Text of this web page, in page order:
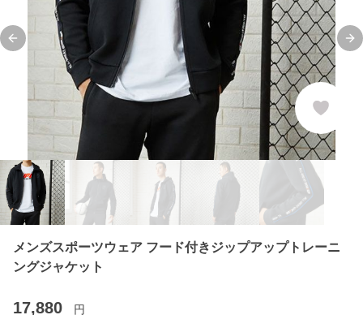
Previous slide
メンズスポーツウェア フード付きジップアップトレーニ
ングジャケット
17,880 円